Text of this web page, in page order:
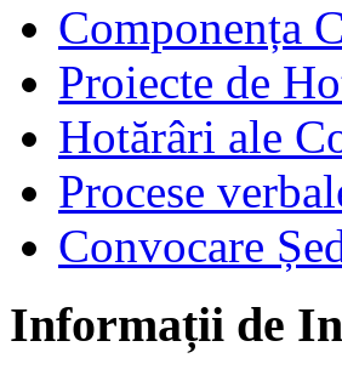
Componența
Proiecte de
Hotărâri ale
Procese
Convocare
Informații de